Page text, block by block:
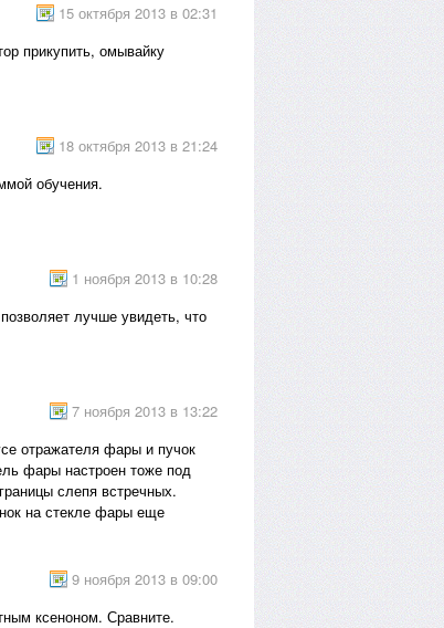
15 октября 2013 в 02:31
прикупить, омывайку
18 октября 2013 в 21:24
обучения.
1 ноября 2013 в 10:28
лучше увидеть, что
7 ноября 2013 в 13:22
отражателя фары и пучок
фары настроен тоже под
слепя встречных.
на стекле фары еще
9 ноября 2013 в 09:00
ксеноном. Сравните.